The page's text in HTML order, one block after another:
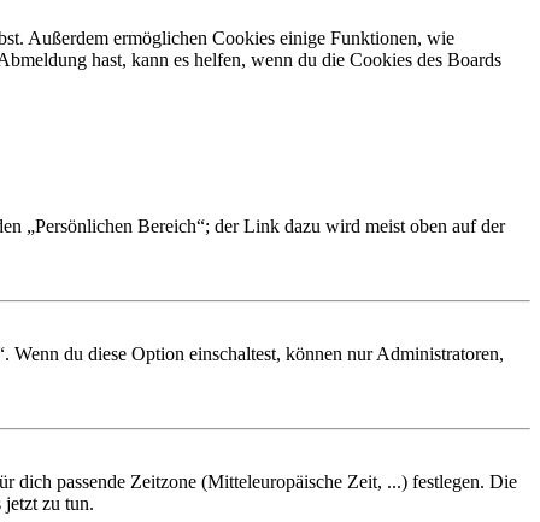
Außerdem ermöglichen Cookies einige Funktionen, wie
hast, kann es helfen, wenn du die Cookies des Boards
„Persönlichen Bereich“; der Link dazu wird meist oben auf der
du diese Option einschaltest, können nur Administratoren,
dich passende Zeitzone (Mitteleuropäische Zeit, ...) festlegen. Die
jetzt zu tun.